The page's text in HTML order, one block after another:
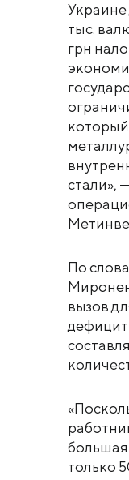
Украине
тыс.
грн
стали»,
По
вызов
большая
только